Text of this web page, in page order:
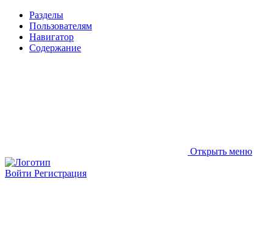
Разделы
Пользователям
Навигатор
Содержание
Открыть меню
Войти Регистрация